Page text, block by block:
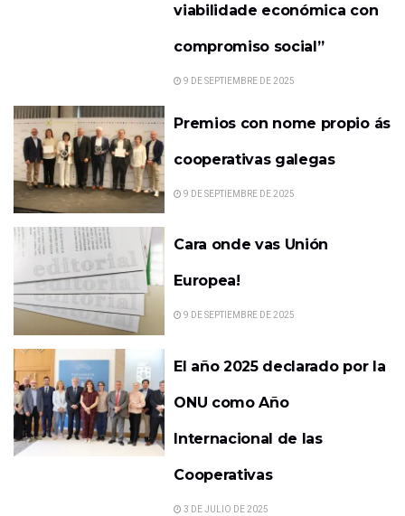
viabilidade económica con
compromiso social”
9 DE SEPTIEMBRE DE 2025
Premios con nome propio ás
cooperativas galegas
9 DE SEPTIEMBRE DE 2025
Cara onde vas Unión
Europea!
9 DE SEPTIEMBRE DE 2025
El año 2025 declarado por la
ONU como Año
Internacional de las
Cooperativas
3 DE JULIO DE 2025